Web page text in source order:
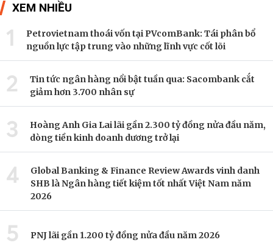
XEM NHIỀU
1
Petrovietnam thoái vốn tại PVcomBank: Tái phân bổ
nguồn lực tập trung vào những lĩnh vực cốt lõi
2
Tin tức ngân hàng nổi bật tuần qua: Sacombank cắt
giảm hơn 3.700 nhân sự
3
Hoàng Anh Gia Lai lãi gần 2.300 tỷ đồng nửa đầu năm,
dòng tiền kinh doanh dương trở lại
4
Global Banking & Finance Review Awards vinh danh
SHB là Ngân hàng tiết kiệm tốt nhất Việt Nam năm
2026
5 PNJ lãi gần 1.200 tỷ đồng nửa đầu năm 2026